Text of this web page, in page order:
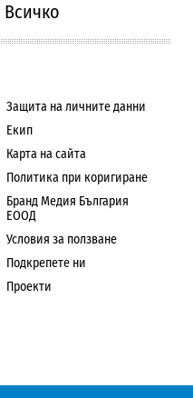
Всичко
Защита на личните данни
Екип
Карта на сайта
Политика при коригиране
Бранд Медия България
ЕООД
Условия за ползване
Подкрепете ни
Проекти